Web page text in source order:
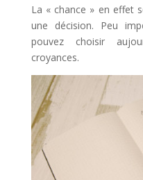
La « chance » en effet
une décision. Peu
pouvez choisir
croyances.